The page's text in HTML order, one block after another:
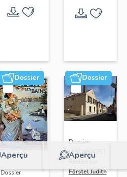
Dossier
Aperçu
Dossier
Dossier
Aperçu
Dossier
IA95000425 |
Réalisé par
Förstel Judith